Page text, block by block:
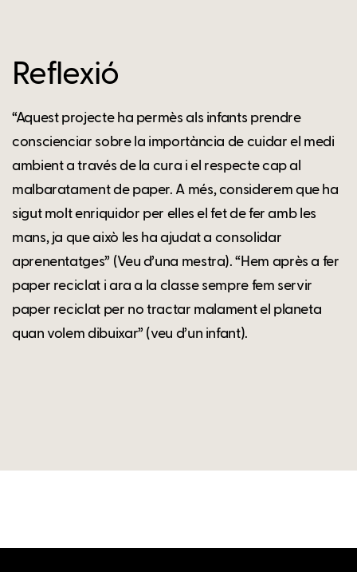
Reflexió
“Aquest projecte ha permès als infants prendre
conscienciar sobre la importància de cuidar el medi
ambient a través de la cura i el respecte cap al
malbaratament de paper. A més, considerem que ha
sigut molt enriquidor per elles el fet de fer amb les
mans, ja que això les ha ajudat a consolidar
aprenentatges” (Veu d’una mestra). “Hem après a fer
paper reciclat i ara a la classe sempre fem servir
paper reciclat per no tractar malament el planeta
quan volem dibuixar” (veu d’un infant).